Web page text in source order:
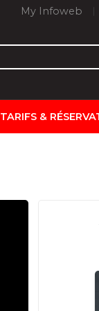
My Infoweb
TARIFS &